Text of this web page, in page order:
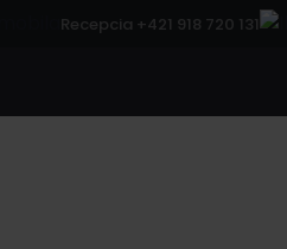
Recepcia +421 918 720 131